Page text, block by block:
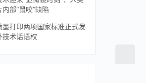
部“鼠咬”缺陷
墨打印两项国家标准正式发
技术话语权